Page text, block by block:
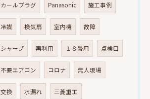
カールプラグ Panasonic 施工事例
冷媒 換気扇 室内機 故障
シャープ 再利用 １８畳用 点検口
不要エアコン コロナ 無人現場
交換 水漏れ 三菱重工